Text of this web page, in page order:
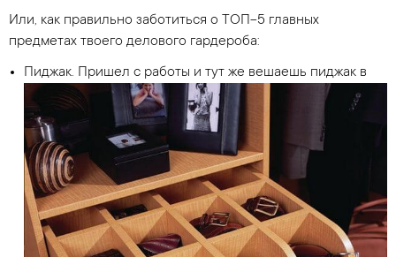
Или, как правильно заботиться о ТОП-5 главных
предметах твоего делового гардероба:
Пиджак. Пришел с работы и тут же вешаешь пиджак в